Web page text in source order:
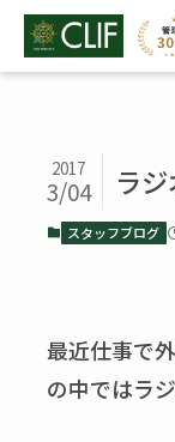
ラ
2017
3/04
スタッフブログ
最近仕事で
の中ではラ